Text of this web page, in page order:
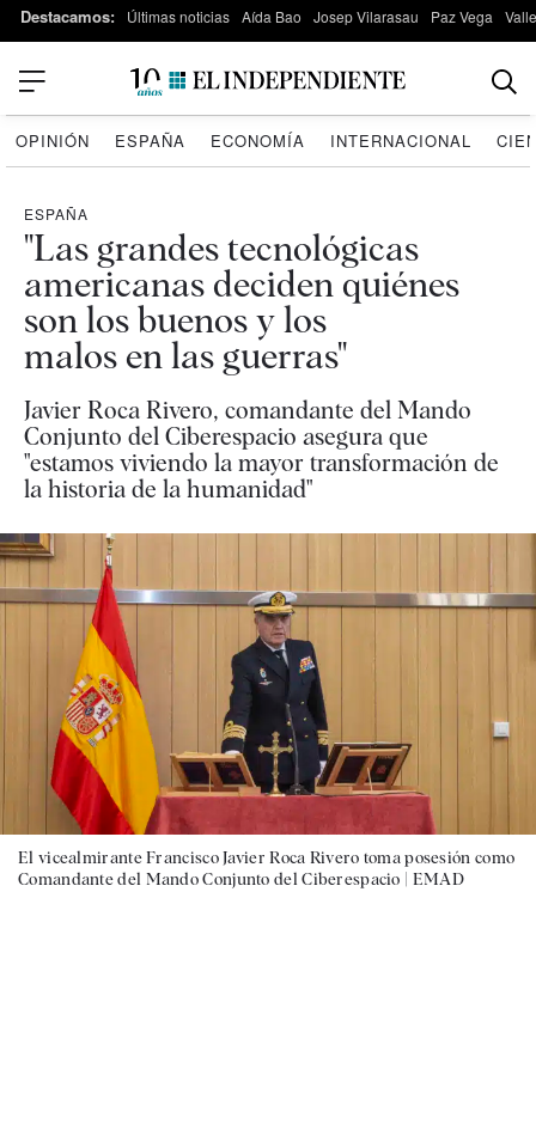
Destacamos: Últimas noticias Aída Bao Josep Vilarasau Paz Vega
OPINIÓN ESPAÑA ECONOMÍA INTERNACIONAL
ESPAÑA
"Las grandes tecnológicas
americanas deciden quiénes
son los buenos y los
malos en las guerras"
Javier Roca Rivero, comandante del Mando
Conjunto del Ciberespacio asegura que
"estamos viviendo la mayor transformación de
la historia de la humanidad"
El vicealmirante Francisco Javier Roca Rivero toma posesión como
Comandante del Mando Conjunto del Ciberespacio | EMAD